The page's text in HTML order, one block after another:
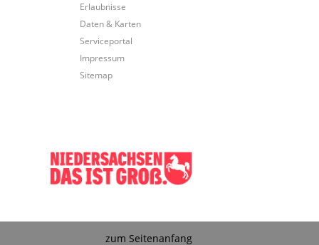
Erlaubnisse
Daten & Karten
Serviceportal
Impressum
Sitemap
zum Seitenanfang